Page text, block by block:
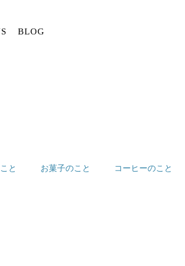
BLOG
と お菓子のこと コーヒーのこと